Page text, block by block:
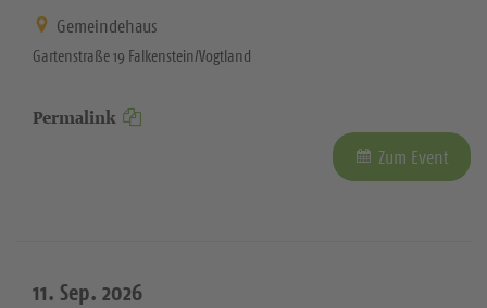
Gemeindehaus
Gartenstraße 19 Falkenstein/Vogtland
Permalink
Zum Event
11. Sep. 2026